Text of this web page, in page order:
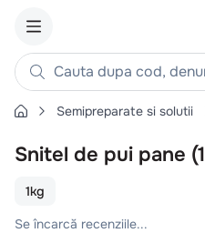
Semipreparate si solutii
Snitel de pui pane
1kg
Se încarcă recenziile...